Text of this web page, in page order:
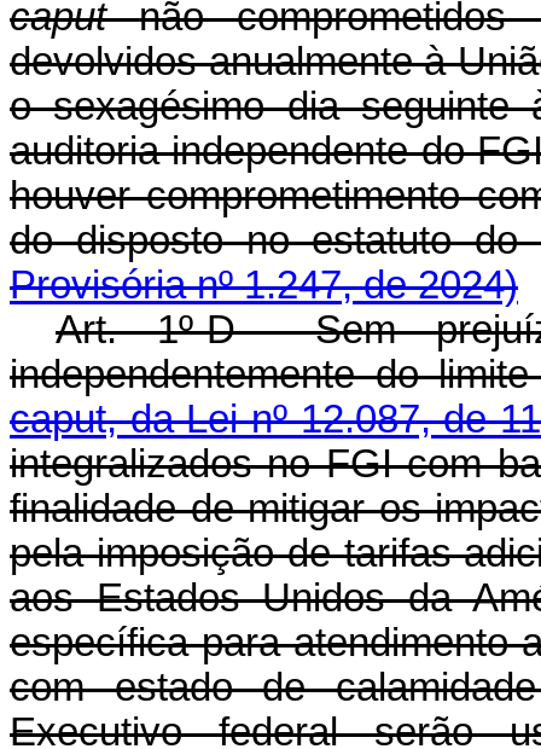
caputnão
devolvidos anualmente à
o sexagésimo dia
auditoria independente do
houver comprometimento
do disposto no
Provisória nº 1.247, de 2024)
Art. 1º-D Sem
independentemente do
caput, da Lei nº 12.087, de
integralizados no FGI com
finalidade de mitigar os
pela imposição de tarifas
aos Estados Unidos da
específica para atendimento
com estado de
Executivo federal serão